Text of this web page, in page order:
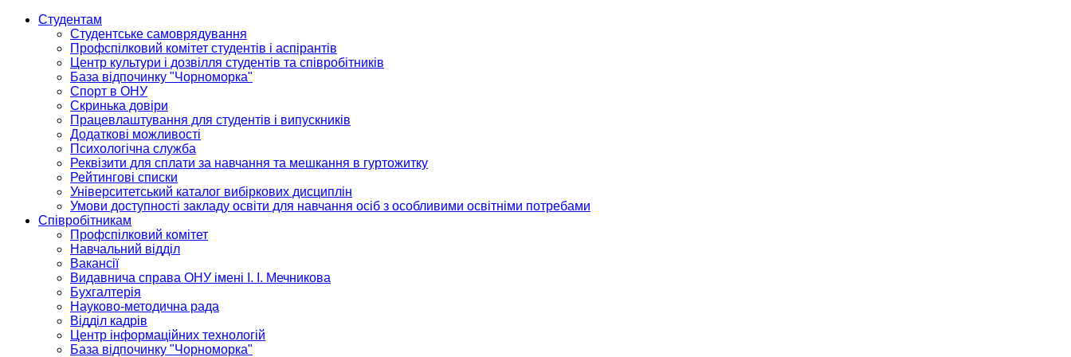
Студентам
Студентське самоврядування
Профспілковий комітет студентів і аспірантів
Центр культури і дозвілля студентів та співробітників
База відпочинку "Чорноморка"
Спорт в ОНУ
Скринька довіри
Працевлаштування для студентів і випускників
Додаткові можливості
Психологічна служба
Реквізити для сплати за навчання та мешкання в гуртожитку
Рейтингові списки
Університетський каталог вибіркових дисциплін
Умови доступності закладу освіти для навчання осіб з особливими освітніми потребами
Співробітникам
Профспілковий комітет
Навчальний відділ
Вакансії
Видавнича справа ОНУ імені І. І. Мечникова
Бухгалтерія
Науково-методична рада
Відділ кадрів
Центр інформаційних технологій
База відпочинку "Чорноморка"